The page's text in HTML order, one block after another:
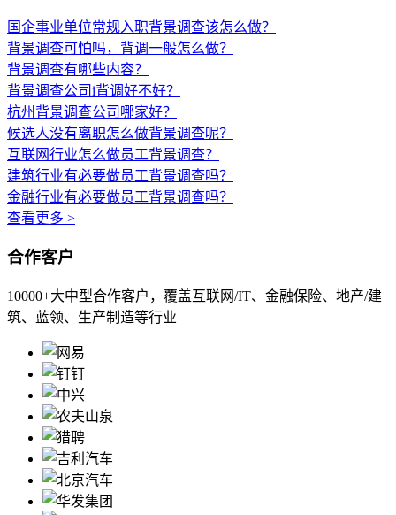
国企事业单位常规入职背景调查该怎么做？
背景调查可怕吗，背调一般怎么做？
背景调查有哪些内容？
背景调查公司i背调好不好？
杭州背景调查公司哪家好？
候选人没有离职怎么做背景调查呢？
互联网行业怎么做员工背景调查？
建筑行业有必要做员工背景调查吗？
金融行业有必要做员工背景调查吗？
查看更多 >
合作客户
10000+大中型合作客户，覆盖互联网/IT、金融保险、地产/建
筑、蓝领、生产制造等行业